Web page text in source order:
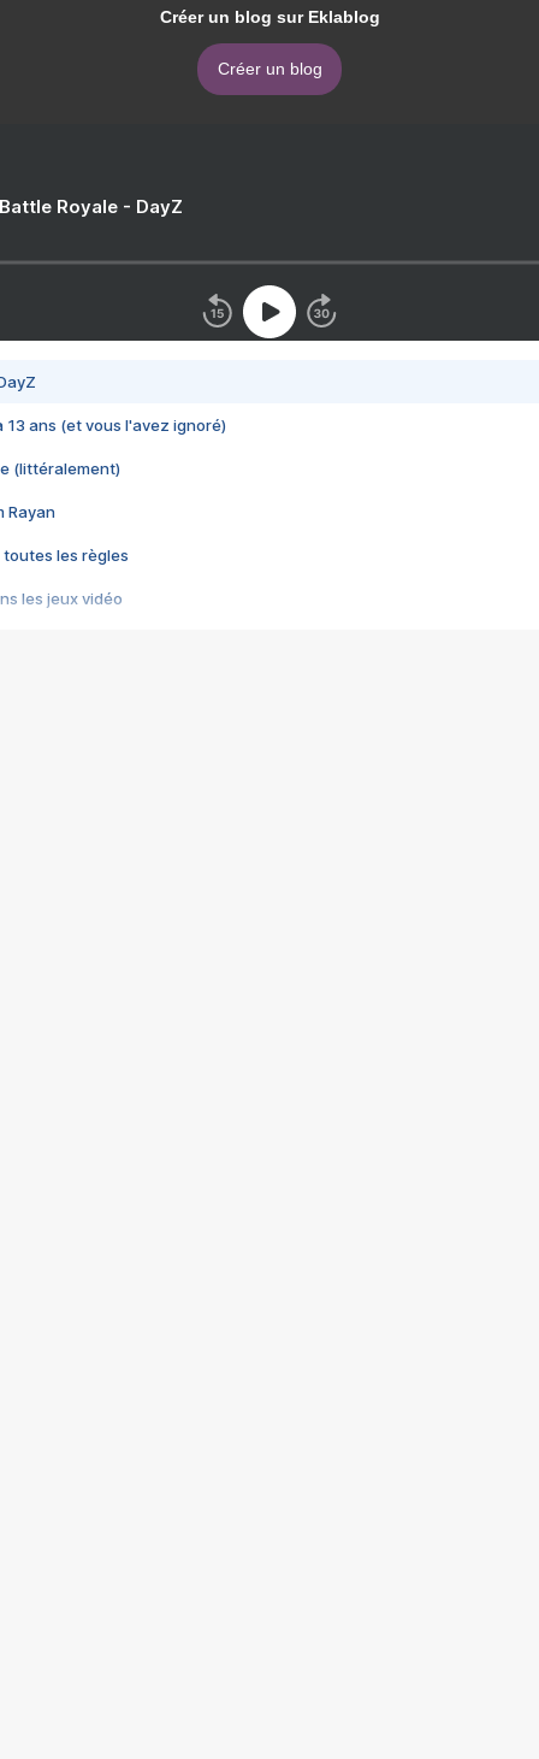
Créer un blog sur Eklablog
Créer un blog
Royale - DayZ
13 ans (et vous l'avez ignoré)
(littéralement)
Rayan
toutes les règles
les jeux vidéo